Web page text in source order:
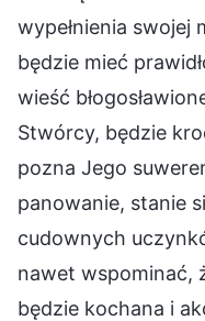
wypełnienia swojej
będzie mieć
wieść
Stwórcy, będzie
pozna Jego
panowanie, stanie
cudownych
nawet wspominać,
będzie kochana i